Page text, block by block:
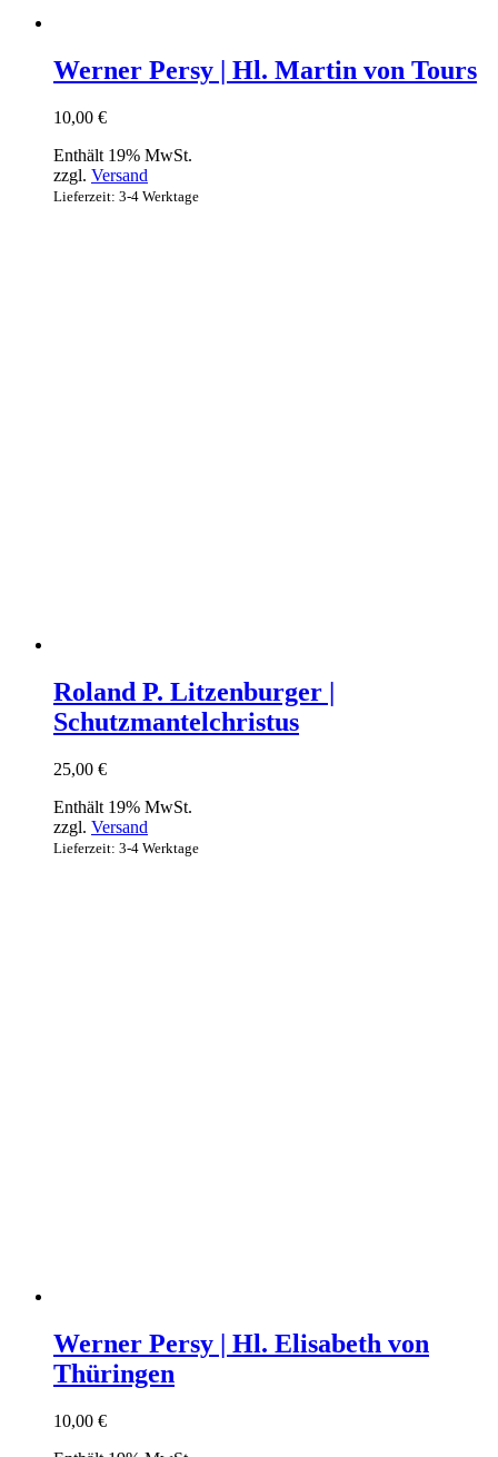
Werner Persy | Hl. Martin von Tours
10,00 €
Enthält 19% MwSt.
zzgl. Versand
Lieferzeit: 3-4 Werktage
Roland P. Litzenburger |
Schutzmantelchristus
25,00 €
Enthält 19% MwSt.
zzgl. Versand
Lieferzeit: 3-4 Werktage
Werner Persy | Hl. Elisabeth von
Thüringen
10,00 €